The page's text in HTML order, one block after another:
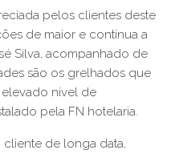
pelos clientes deste
de maior e continua a
Silva, acompanhado de
são os grelhados que
nível de
pela FN hotelaria.
de longa data,